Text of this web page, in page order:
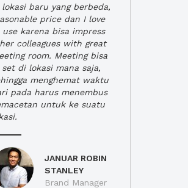
baru yang berbeda,
price dan I love
use karena bisa impress
colleagues with great
room. Meeting bisa
di lokasi mana saja,
menghemat waktu
pada harus menembus
untuk ke suatu
JANUAR ROBIN
STANLEY
Brand Manager